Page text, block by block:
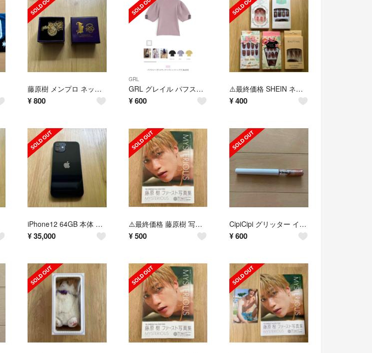
藤原樹 メンプロ ネックレス
¥800
GRL
GRL グレイル パフスリーブハイネックリブニットトップス
¥ 600
⚠️最終価格 SHEIN ネイルチップ
¥400
iPhone12 64GB 本体 最終価格
¥35,000
⚠️最終価格 藤原樹 写真集 MYSTERIOUS
¥ 500
CipiCipi グリッター イルミネーションライナー 01 ピンクベージュ
¥600